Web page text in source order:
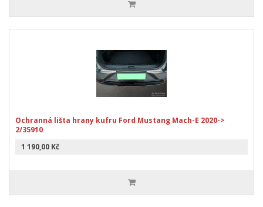
Ochranná lišta hrany kufru Ford Mustang Mach-E 2020->
2/35910
1 190,00 Kč